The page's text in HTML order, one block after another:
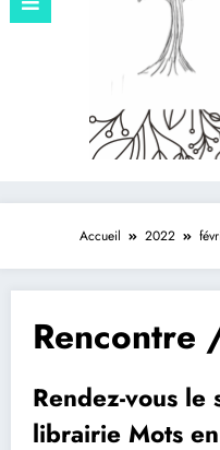
Accueil 2022
Rencontre
Rendez-vous le
librairie Mots